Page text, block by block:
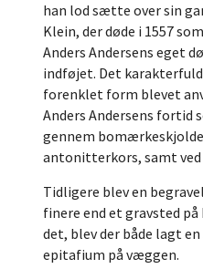
han lod sætte over sin
Klein, der døde i 1557
Anders Andersens eget
indføjet. Det
forenklet form blevet
Anders Andersens fortid
gennem
antonitterkors, samt ved
Tidligere blev en
finere end et gravsted
det, blev der både lagt
epitafium på væggen.